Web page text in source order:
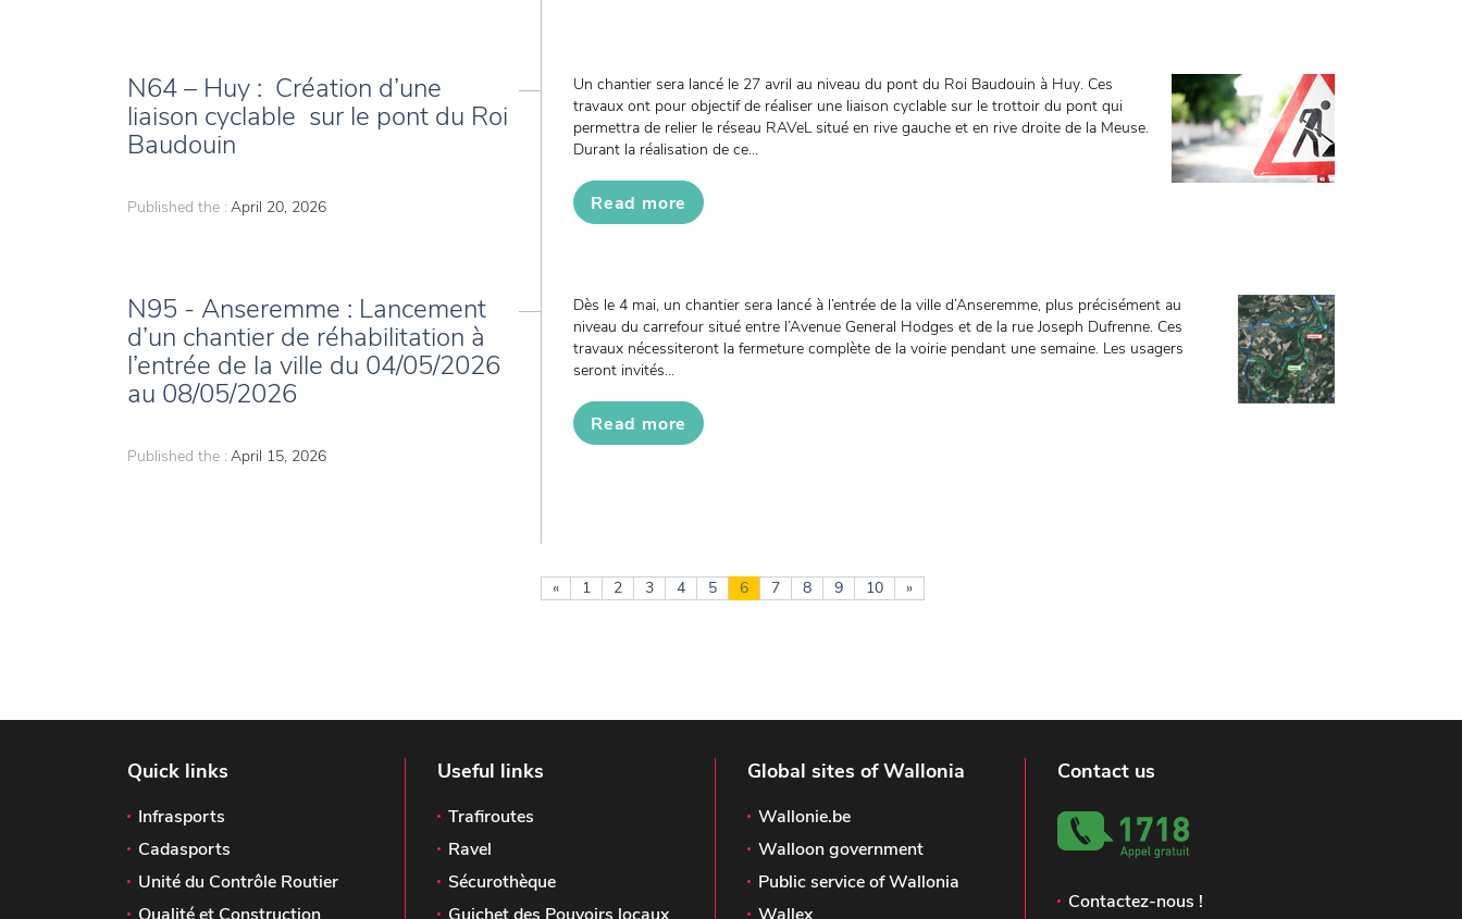
N64 – Huy : Création d’une
liaison cyclable sur le pont du Roi
Baudouin
Published the : April 20, 2026
Un chantier sera lancé le 27 avril au niveau du pont du Roi Baudouin à Huy. Ces
travaux ont pour objectif de réaliser une liaison cyclable sur le trottoir du pont qui
permettra de relier le réseau RAVeL situé en rive gauche et en rive droite de la Meuse.
Durant la réalisation de ce...
Read more
N95 - Anseremme : Lancement
d’un chantier de réhabilitation à
l’entrée de la ville du 04/05/2026
au 08/05/2026
Published the : April 15, 2026
Dès le 4 mai, un chantier sera lancé à l’entrée de la ville d’Anseremme, plus précisément au
niveau du carrefour situé entre l’Avenue General Hodges et de la rue Joseph Dufrenne. Ces
travaux nécessiteront la fermeture complète de la voirie pendant une semaine. Les usagers
seront invités...
Read more
« 1 2 3 4 5 6 7 8 9 10 »
Quick links
Infrasports
Cadasports
Unité du Contrôle Routier
Useful links
Trafiroutes
Ravel
Sécurothèque
Global sites of Wallonia
Wallonie.be
Walloon government
Public service of Wallonia
Contact us
Contactez-nous !